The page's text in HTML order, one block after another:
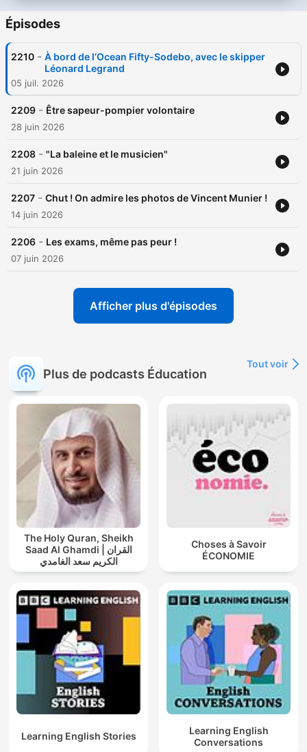
Épisodes
2210 - À bord de l’Ocean Fifty-Sodebo, avec le skipper
Léonard Legrand
05 juil. 2026
2209 - Être sapeur-pompier volontaire
28 juin 2026
2208 - "La baleine et le musicien"
21 juin 2026
2207 - Chut ! On admire les photos de Vincent Munier !
14 juin 2026
2206 - Les exams, même pas peur !
07 juin 2026
Afficher plus d'épisodes
Plus de podcasts Éducation
Tout voir
The Holy Quran, Sheikh
Saad Al Ghamdi | القران
الكريم سعد الغامدي
Choses à Savoir
ÉCONOMIE
Learning English Stories
Learning English
Conversations